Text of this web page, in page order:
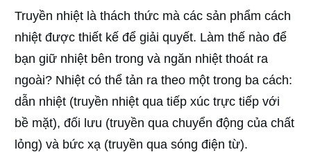
Truyền nhiệt là thách thức mà các sản phẩm cách
nhiệt được thiết kế để giải quyết. Làm thế nào để
bạn giữ nhiệt bên trong và ngăn nhiệt thoát ra
ngoài? Nhiệt có thể tản ra theo một trong ba cách:
dẫn nhiệt (truyền nhiệt qua tiếp xúc trực tiếp với
bề mặt), đối lưu (truyền qua chuyển động của chất
lỏng) và bức xạ (truyền qua sóng điện từ).